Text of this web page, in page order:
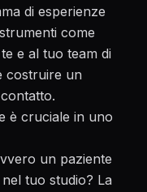
di esperienze
come
e al tuo team di
costruire un
è cruciale in uno
un paziente
tuo studio? La